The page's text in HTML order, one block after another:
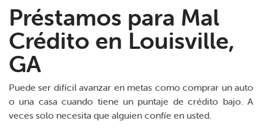
Préstamos para Mal
Crédito en Louisville,
GA
Puede ser difícil avanzar en metas como comprar un auto
o una casa cuando tiene un puntaje de crédito bajo. A
veces solo necesita que alguien confíe en usted.